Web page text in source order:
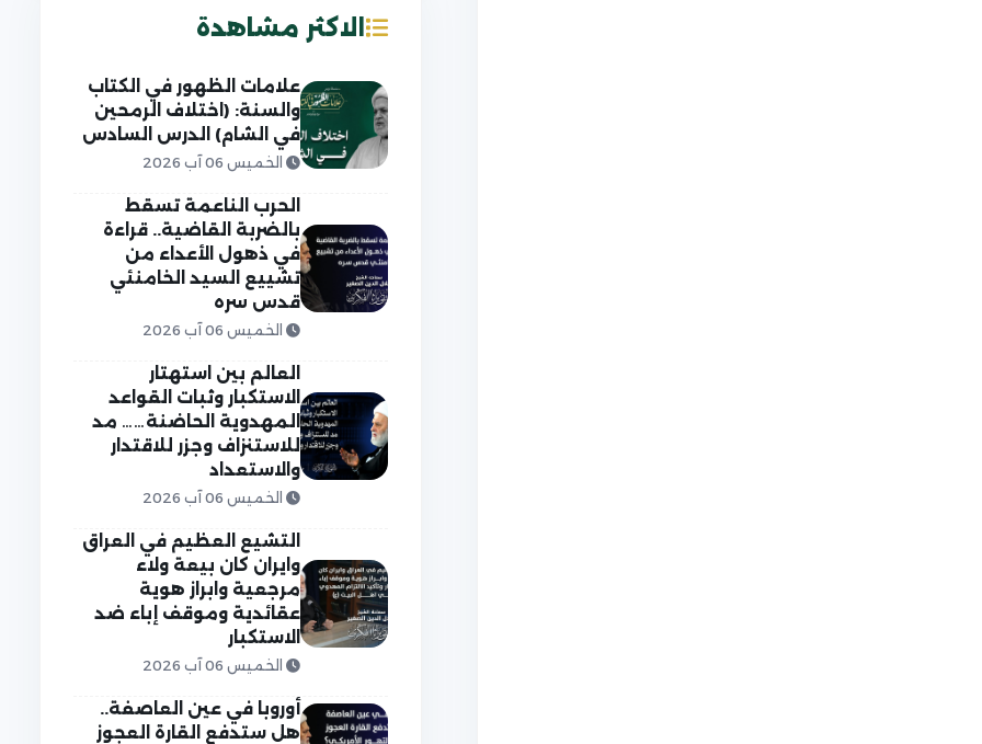
الاكثر مشاهدة
علامات الظهور في الكتاب
والسنة: (اختلاف الرمحين
في الشام) الدرس السادس
الخميس 06 آب 2026
الحرب الناعمة تسقط
بالضربة القاضية.. قراءة
في ذهول الأعداء من
تشييع السيد الخامنئي
قدس سره
الخميس 06 آب 2026
العالم بين استهتار
الاستكبار وثبات القواعد
المهدوية الحاضنة…… مد
للاستنزاف وجزر للاقتدار
والاستعداد
الخميس 06 آب 2026
التشيع العظيم في العراق
وايران كان بيعة ولاء
مرجعية وابراز هوية
عقائدية وموقف إباء ضد
الاستكبار
الخميس 06 آب 2026
أوروبا في عين العاصفة..
هل ستدفع القارة العجوز